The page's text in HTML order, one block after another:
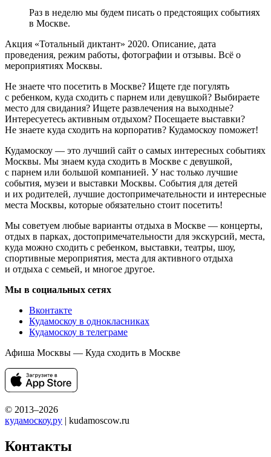
Раз в неделю мы будем писать о предстоящих событиях
в Москве.
Акция «Тотальный диктант» 2020. Описание, дата
проведения, режим работы, фотографии и отзывы. Всё о
мероприятиях Москвы.
Не знаете что посетить в Москве? Ищете где погулять
с ребенком, куда сходить с парнем или девушкой? Выбираете
место для свидания? Ищете развлечения на выходные?
Интересуетесь активным отдыхом? Посещаете выставки?
Не знаете куда сходить на корпоратив? Кудамоскоу поможет!
Кудамоскоу — это лучший сайт о самых интересных событиях
Москвы. Мы знаем куда сходить в Москве с девушкой,
с парнем или большой компанией. У нас только лучшие
события, музеи и выставки Москвы. События для детей
и их родителей, лучшие достопримечательности и интересные
места Москвы, которые обязательно стоит посетить!
Мы советуем любые варианты отдыха в Москве — концерты,
отдых в парках, достопримечательности для экскурсий, места,
куда можно сходить с ребенком, выставки, театры, шоу,
спортивные мероприятия, места для активного отдыха
и отдыха с семьей, и многое другое.
Мы в социальных сетях
Вконтакте
Кудамоскоу в однокласниках
Кудамоскоу в телеграме
Афиша Москвы — Куда сходить в Москве
© 2013–2026
кудамоскоу.ру | kudamoscow.ru
Контакты